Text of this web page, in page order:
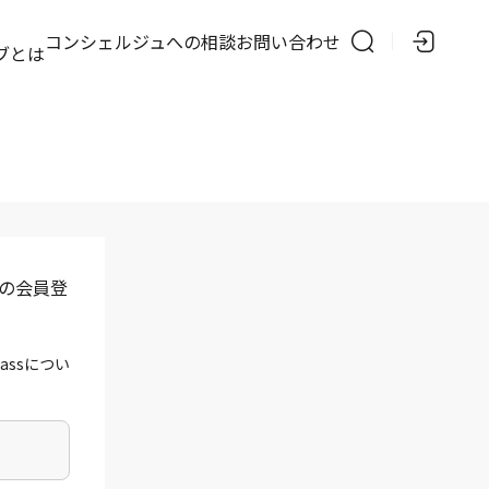
とはコンシェルジュへの相談お問い合わせ
会員登
につい